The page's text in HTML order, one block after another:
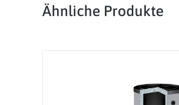
Produktgalerie überspringen
Ähnliche Produkte